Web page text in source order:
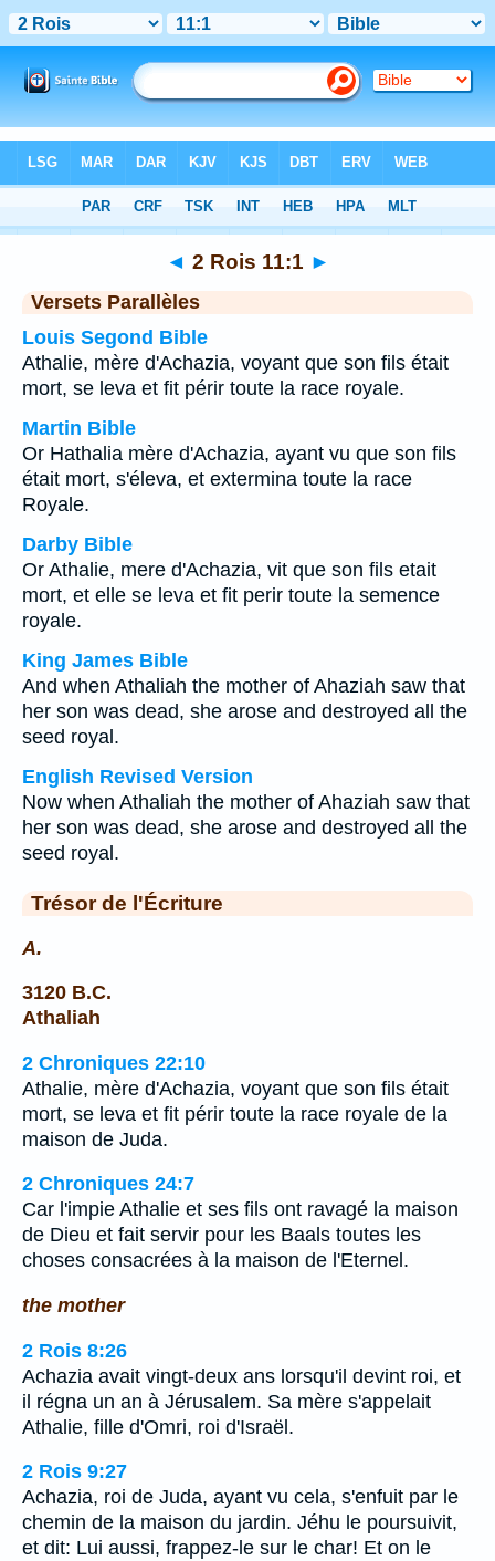
Chapitre 11> Verset 1
◄ 2 Rois 11:1 ►
Versets Parallèles
Louis Segond Bible
Athalie, mère d'Achazia, voyant que son fils était
mort, se leva et fit périr toute la race royale.
Martin Bible
Or Hathalia mère d'Achazia, ayant vu que son fils
était mort, s'éleva, et extermina toute la race
Royale.
Darby Bible
Or Athalie, mere d'Achazia, vit que son fils etait
mort, et elle se leva et fit perir toute la semence
royale.
King James Bible
And when Athaliah the mother of Ahaziah saw that
her son was dead, she arose and destroyed all the
seed royal.
English Revised Version
Now when Athaliah the mother of Ahaziah saw that
her son was dead, she arose and destroyed all the
seed royal.
Trésor de l'Écriture
A.
3120 B.C.
Athaliah
2 Chroniques 22:10
Athalie, mère d'Achazia, voyant que son fils était
mort, se leva et fit périr toute la race royale de la
maison de Juda.
2 Chroniques 24:7
Car l'impie Athalie et ses fils ont ravagé la maison
de Dieu et fait servir pour les Baals toutes les
choses consacrées à la maison de l'Eternel.
the mother
2 Rois 8:26
Achazia avait vingt-deux ans lorsqu'il devint roi, et
il régna un an à Jérusalem. Sa mère s'appelait
Athalie, fille d'Omri, roi d'Israël.
2 Rois 9:27
Achazia, roi de Juda, ayant vu cela, s'enfuit par le
chemin de la maison du jardin. Jéhu le poursuivit,
et dit: Lui aussi, frappez-le sur le char! Et on le